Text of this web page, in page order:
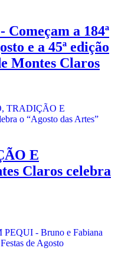
a 184ª
e a 45ª edição
Montes Claros
E
Claros celebra